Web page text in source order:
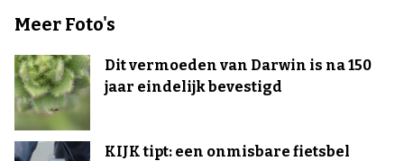
Meer Foto's
Dit vermoeden van Darwin is na 150
jaar eindelijk bevestigd
KIJK tipt: een onmisbare fietsbel